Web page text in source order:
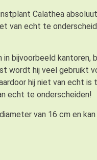
Calathea
van echt te
bijvoorbeeld kantoren,
wordt hij veel gebruikt
hij niet van echt is
echt te onderscheiden!
van 16 cm en